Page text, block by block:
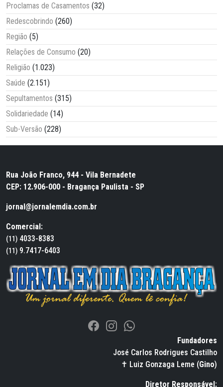
Proclamas de Casamentos (32)
Redescobrindo (260)
Região (5)
Relações de Consumo (20)
Religião (1.023)
Saúde (2.151)
Sepultamentos (315)
Solidariedade (14)
Sub-Versão (228)
Rua João Franco, 944 - Vila Bernadete
CEP: 12.906-000 - Bragança Paulista - SP
jornal@jornalemdia.com.br
Comercial:
(11) 4033-8383
(11) 9.7417-6403
Fundadores
José Carlos Rodrigues Castilho
✝ Luiz Gonzaga Leme (Gino)
Diretor Responsável: